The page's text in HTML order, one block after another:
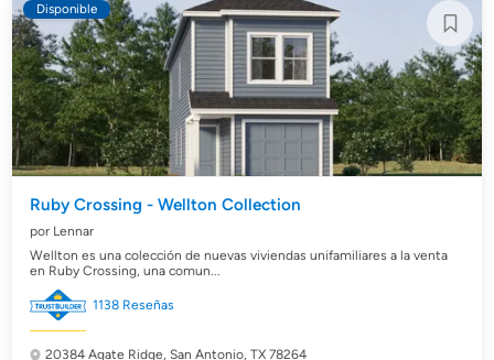
Disponible
Ruby Crossing - Wellton Collection
por Lennar
Wellton es una colección de nuevas viviendas unifamiliares a la venta
en Ruby Crossing, una comun...
1138 Reseñas
20384 Agate Ridge,San Antonio, TX 78264